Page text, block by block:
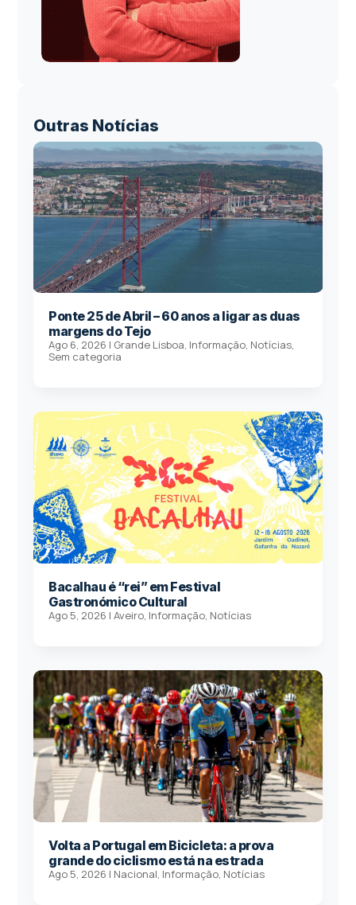
Outras Notícias
Ponte 25 de Abril – 60 anos a ligar as duas
margens do Tejo
Ago 6, 2026 | Grande Lisboa, Informação, Notícias,
Sem categoria
Bacalhau é “rei” em Festival
Gastronómico Cultural
Ago 5, 2026 |Aveiro, Informação, Notícias
Volta a Portugal em Bicicleta: a prova
grande do ciclismo está na estrada
Ago 5, 2026 | Nacional, Informação, Notícias